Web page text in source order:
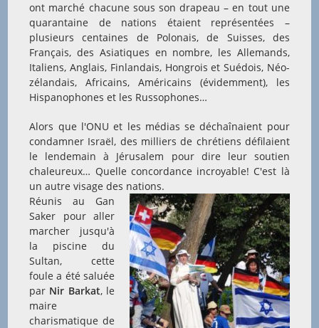
ont marché chacune sous son drapeau – en tout une
quarantaine de nations étaient représentées –
plusieurs centaines de Polonais, de Suisses, des
Français, des Asiatiques en nombre, les Allemands,
Italiens, Anglais, Finlandais, Hongrois et Suédois, Néo-
zélandais, Africains, Américains (évidemment), les
Hispanophones et les Russophones…
Alors que l'ONU et les médias se déchaînaient pour
condamner Israël, des milliers de chrétiens défilaient
le lendemain à Jérusalem pour dire leur soutien
chaleureux… Quelle concordance incroyable! C'est là
un autre visage des nations.
Réunis au Gan
Saker pour aller
marcher jusqu'à
la piscine du
Sultan, cette
foule a été saluée
par Nir Barkat, le
maire
charismatique de